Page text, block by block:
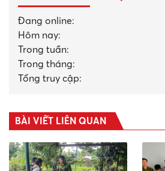
Đang online:
Hôm nay:
Trong tuần:
Trong tháng:
Tổng truy cập:
BÀI VIẾT LIÊN QUAN